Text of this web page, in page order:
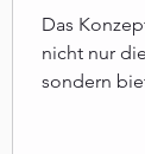
Das
nicht nur
sondern